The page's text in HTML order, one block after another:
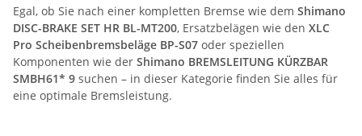
Egal, ob Sie nach einer kompletten Bremse wie dem Shimano
DISC-BRAKE SET HR BL-MT200, Ersatzbelägen wie den XLC
Pro Scheibenbremsbeläge BP-S07 oder speziellen
Komponenten wie der Shimano BREMSLEITUNG KÜRZBAR
SMBH61* 9 suchen – in dieser Kategorie finden Sie alles für
eine optimale Bremsleistung.